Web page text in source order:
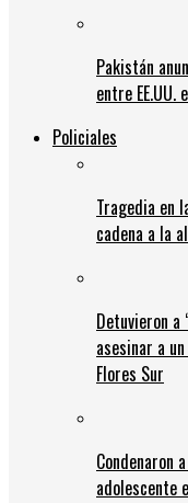
Pakistán
entre EE.UU.
Policiales
Tragedia en
cadena a la
Detuvieron a
asesinar a
Flores Sur
Condenaron
adolescente